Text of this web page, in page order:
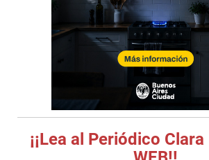
¡¡Lea al Periódico